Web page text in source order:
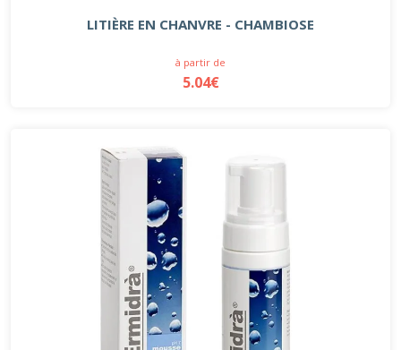
LITIÈRE EN CHANVRE - CHAMBIOSE
à partir de
5.04€